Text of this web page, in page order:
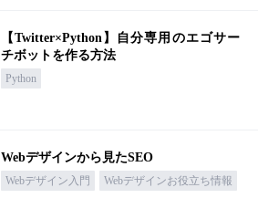
【Twitter×Python】自分専用のエゴサー
チボットを作る方法
Python
Webデザインから見たSEO
Webデザイン入門 Webデザインお役立ち情報